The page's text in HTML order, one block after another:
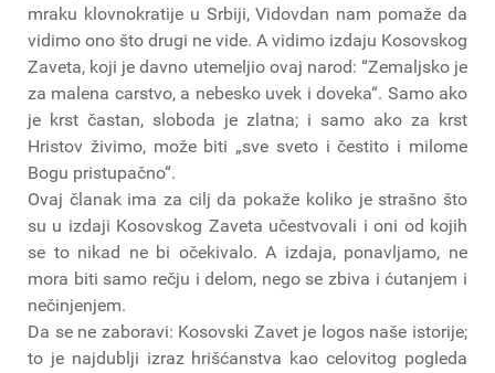
mraku klovnokratije u Srbiji, Vidovdan nam pomaže da
vidimo ono što drugi ne vide. A vidimo izdaju Kosovskog
Zaveta, koji je davno utemeljio ovaj narod: “Zemaljsko je
za malena carstvo, a nebesko uvek i doveka“. Samo ako
je krst častan, sloboda je zlatna; i samo ako za krst
Hristov živimo, može biti „sve sveto i čestito i milome
Bogu pristupačno“.
Ovaj članak ima za cilj da pokaže koliko je strašno što
su u izdaji Kosovskog Zaveta učestvovali i oni od kojih
se to nikad ne bi očekivalo. A izdaja, ponavljamo, ne
mora biti samo rečju i delom, nego se zbiva i ćutanjem i
nečinjenjem.
Da se ne zaboravi: Kosovski Zavet je logos naše istorije;
to je najdublji izraz hrišćanstva kao celovitog pogleda